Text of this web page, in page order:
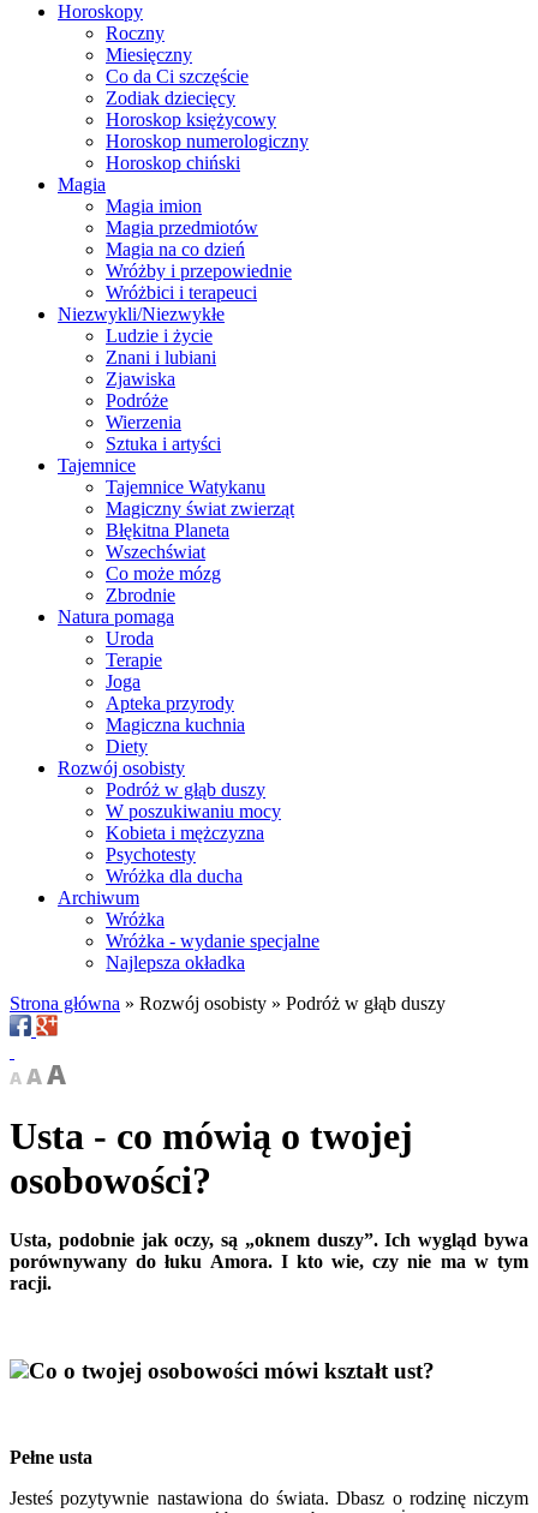
Horoskopy
Roczny
Miesięczny
Co da Ci szczęście
Zodiak dziecięcy
Horoskop księżycowy
Horoskop numerologiczny
Horoskop chiński
Magia
Magia imion
Magia przedmiotów
Magia na co dzień
Wróżby i przepowiednie
Wróżbici i terapeuci
Niezwykli/Niezwykłe
Ludzie i życie
Znani i lubiani
Zjawiska
Podróże
Wierzenia
Sztuka i artyści
Tajemnice
Tajemnice Watykanu
Magiczny świat zwierząt
Błękitna Planeta
Wszechświat
Co może mózg
Zbrodnie
Natura pomaga
Uroda
Terapie
Joga
Apteka przyrody
Magiczna kuchnia
Diety
Rozwój osobisty
Podróż w głąb duszy
W poszukiwaniu mocy
Kobieta i mężczyzna
Psychotesty
Wróżka dla ducha
Archiwum
Wróżka
Wróżka - wydanie specjalne
Najlepsza okładka
Strona główna » Rozwój osobisty » Podróż w głąb duszy
Usta - co mówią o twojej
osobowości?
Usta, podobnie jak oczy, są „oknem duszy”. Ich wygląd bywa
porównywany do łuku Amora. I kto wie, czy nie ma w tym
racji.
Co o twojej osobowości mówi kształt ust?
Pełne usta
Jesteś pozytywnie nastawiona do świata. Dbasz o rodzinę niczym